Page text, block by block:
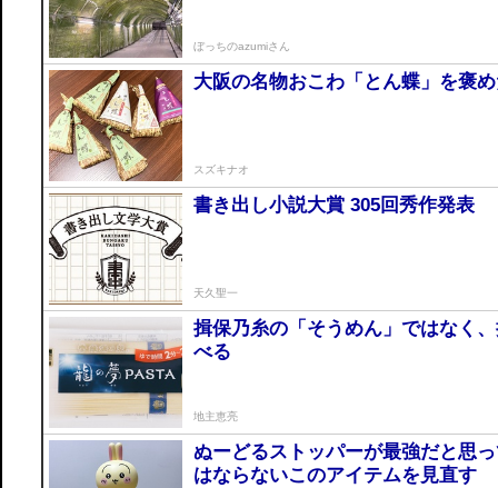
ぼっちのazumiさん
大阪の名物おこわ「とん蝶」を褒
スズキナオ
書き出し小説大賞 305回秀作発表
天久聖一
揖保乃糸の「そうめん」ではなく
べる
地主恵亮
ぬーどるストッパーが最強だと思
はならないこのアイテムを見直す